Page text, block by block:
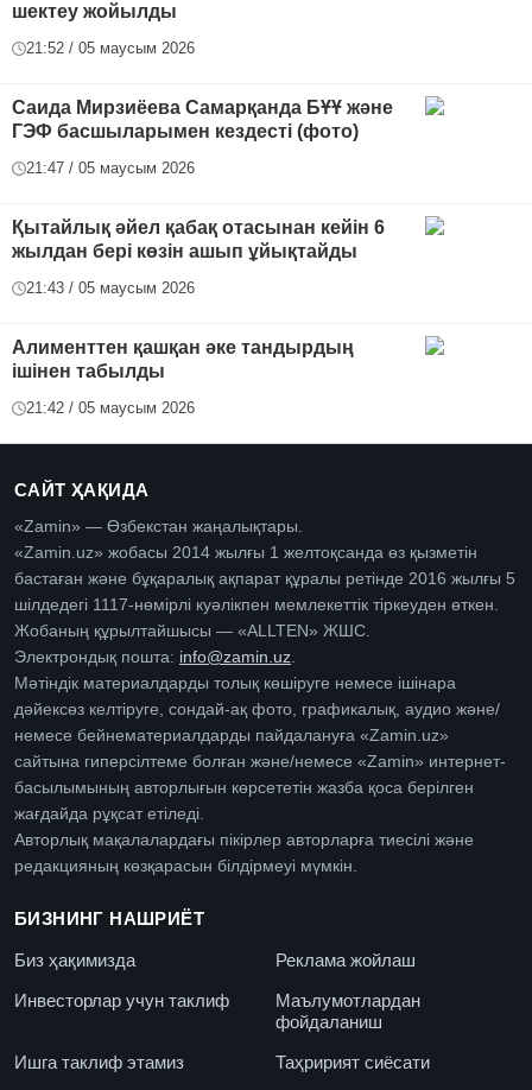
шектеу жойылды
21:52 / 05 маусым 2026
Саида Мирзиёева Самарқанда БҰҰ және
ГЭФ басшыларымен кездесті (фото)
21:47 / 05 маусым 2026
Қытайлық әйел қабақ отасынан кейін 6
жылдан бері көзін ашып ұйықтайды
21:43 / 05 маусым 2026
Алименттен қашқан әке тандырдың
ішінен табылды
21:42 / 05 маусым 2026
САЙТ ҲАҚИДА
«Zamin» — Өзбекстан жаңалықтары.
«Zamin.uz» жобасы 2014 жылғы 1 желтоқсанда өз қызметін
бастаған және бұқаралық ақпарат құралы ретінде 2016 жылғы 5
шілдедегі 1117-нөмірлі куәлікпен мемлекеттік тіркеуден өткен.
Жобаның құрылтайшысы — «ALLTEN» ЖШС.
Электрондық пошта: info@zamin.uz.
Мәтіндік материалдарды толық көшіруге немесе ішінара
дәйексөз келтіруге, сондай-ақ фото, графикалық, аудио және/
немесе бейнематериалдарды пайдалануға «Zamin.uz»
сайтына гиперсілтеме болған және/немесе «Zamin» интернет-
басылымының авторлығын көрсететін жазба қоса берілген
жағдайда рұқсат етіледі.
Авторлық мақалалардағы пікірлер авторларға тиесілі және
редакцияның көзқарасын білдірмеуі мүмкін.
БИЗНИНГ НАШРИЁТ
Биз ҳақимизда
Реклама жойлаш
Инвесторлар учун таклиф
Маълумотлардан
фойдаланиш
Ишга таклиф этамиз
Таҳририят сиёсати